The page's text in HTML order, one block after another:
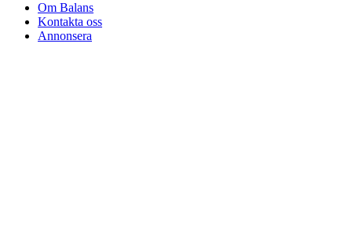
Om Balans
Kontakta oss
Annonsera